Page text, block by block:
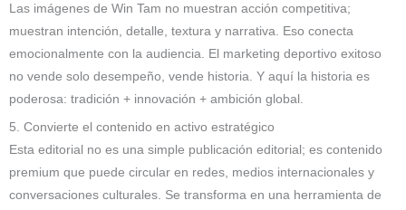
Las imágenes de Win Tam no muestran acción competitiva;
muestran intención, detalle, textura y narrativa. Eso conecta
emocionalmente con la audiencia. El marketing deportivo exitoso
no vende solo desempeño, vende historia. Y aquí la historia es
poderosa: tradición + innovación + ambición global.
5. Convierte el contenido en activo estratégico
Esta editorial no es una simple publicación editorial; es contenido
premium que puede circular en redes, medios internacionales y
conversaciones culturales. Se transforma en una herramienta de